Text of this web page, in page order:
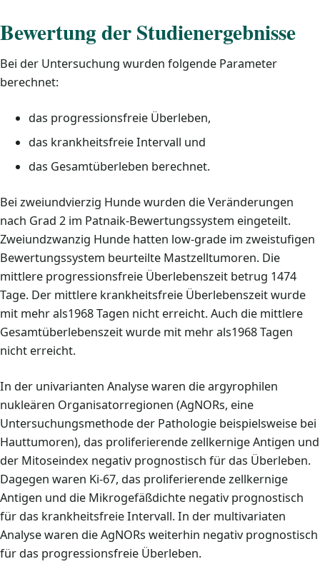
Bewertung der Studienergebnisse
Bei der Untersuchung wurden folgende Parameter
berechnet:
das progressionsfreie Überleben,
das krankheitsfreie Intervall und
das Gesamtüberleben berechnet.
Bei zweiundvierzig Hunde wurden die Veränderungen
nach Grad 2 im Patnaik-Bewertungssystem eingeteilt.
Zweiundzwanzig Hunde hatten low-grade im zweistufigen
Bewertungssystem beurteilte Mastzelltumoren. Die
mittlere progressionsfreie Überlebenszeit betrug 1474
Tage. Der mittlere krankheitsfreie Überlebenszeit wurde
mit mehr als1968 Tagen nicht erreicht. Auch die mittlere
Gesamtüberlebenszeit wurde mit mehr als1968 Tagen
nicht erreicht.
In der univarianten Analyse waren die argyrophilen
nukleären Organisatorregionen (AgNORs, eine
Untersuchungsmethode der Pathologie beispielsweise bei
Hauttumoren), das proliferierende zellkernige Antigen und
der Mitoseindex negativ prognostisch für das Überleben.
Dagegen waren Ki-67, das proliferierende zellkernige
Antigen und die Mikrogefäßdichte negativ prognostisch
für das krankheitsfreie Intervall. In der multivariaten
Analyse waren die AgNORs weiterhin negativ prognostisch
für das progressionsfreie Überleben.